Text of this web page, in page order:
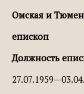
Омская и
епископ
Должность